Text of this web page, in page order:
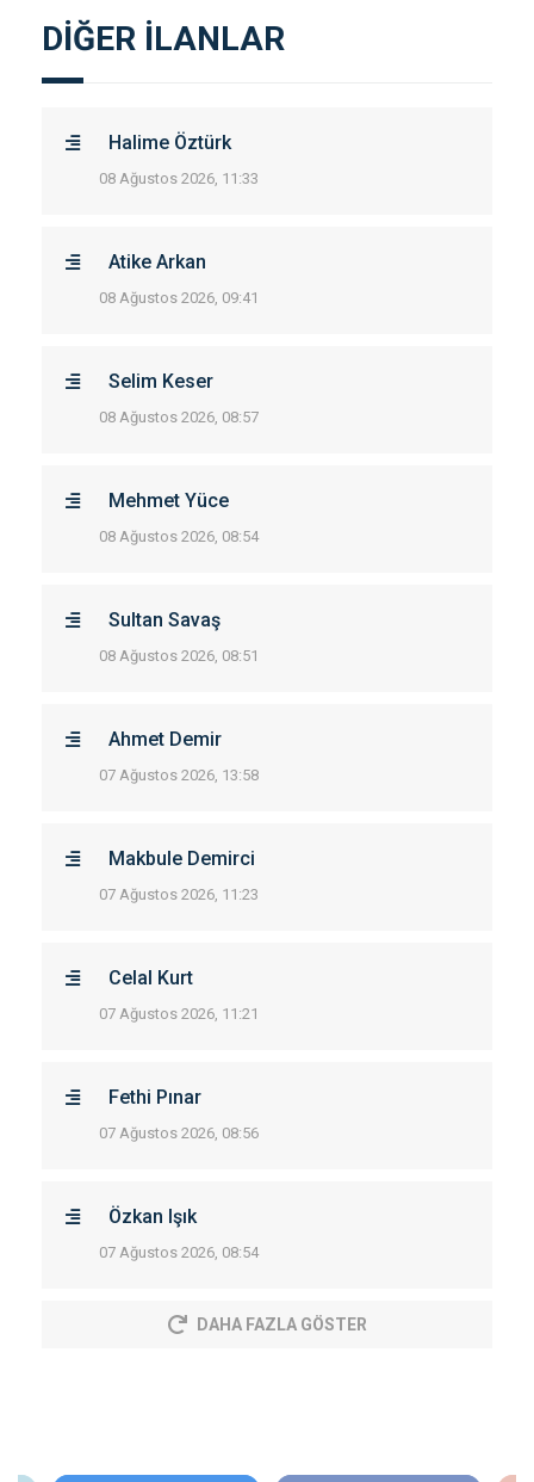
DİĞER İLANLAR
Halime Öztürk
08 Ağustos 2026, 11:33
Atike Arkan
08 Ağustos 2026, 09:41
Selim Keser
08 Ağustos 2026, 08:57
Mehmet Yüce
08 Ağustos 2026, 08:54
Sultan Savaş
08 Ağustos 2026, 08:51
Ahmet Demir
07 Ağustos 2026, 13:58
Makbule Demirci
07 Ağustos 2026, 11:23
Celal Kurt
07 Ağustos 2026, 11:21
Fethi Pınar
07 Ağustos 2026, 08:56
Özkan Işık
07 Ağustos 2026, 08:54
DAHA FAZLA GÖSTER